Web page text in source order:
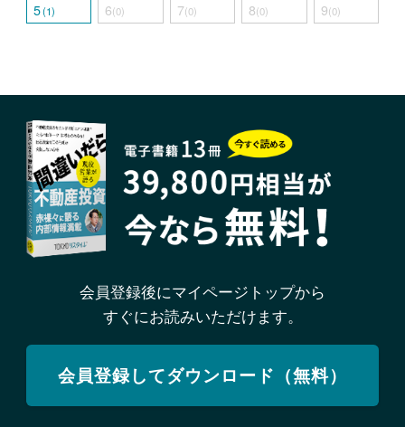
5(1) 6(0) 7(0) 8(0) 9(0)
会員登録後にマイページトップから
すぐにお読みいただけます。
会員登録してダウンロード（無料）